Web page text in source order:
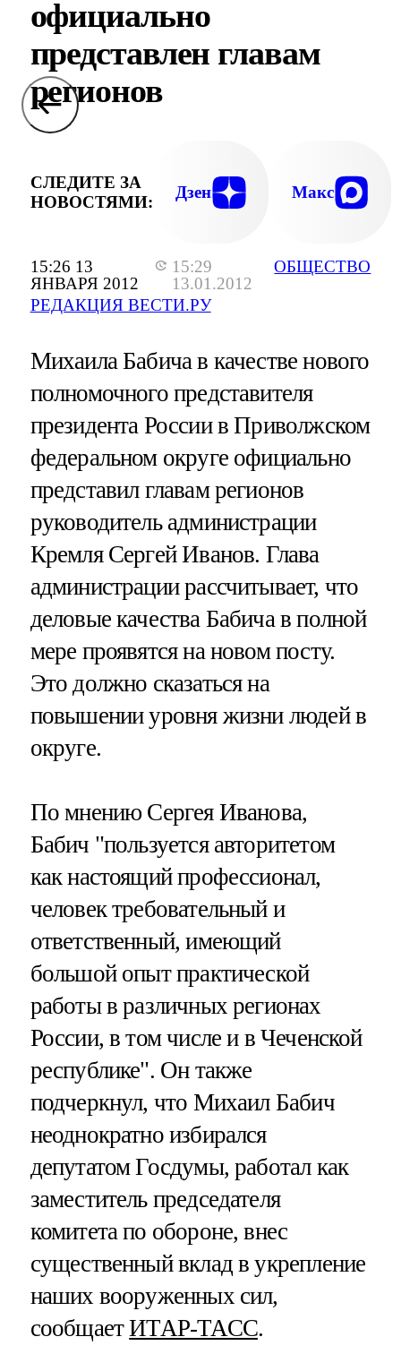
15:26 13
ЯНВАРЯ 2012
15:29
13.01.2012
РЕДАКЦИЯ ВЕСТИ.РУ
ОБЩЕСТВО
официально
представлен главам
регионов
СЛЕДИТЕ ЗА
НОВОСТЯМИ:
Дзен Макс
Михаила Бабича в качестве нового
полномочного представителя
президента России в Приволжском
федеральном округе официально
представил главам регионов
руководитель администрации
Кремля Сергей Иванов. Глава
администрации рассчитывает, что
деловые качества Бабича в полной
мере проявятся на новом посту.
Это должно сказаться на
повышении уровня жизни людей в
округе.
По мнению Сергея Иванова,
Бабич "пользуется авторитетом
как настоящий профессионал,
человек требовательный и
ответственный, имеющий
большой опыт практической
работы в различных регионах
России, в том числе и в Чеченской
республике". Он также
подчеркнул, что Михаил Бабич
неоднократно избирался
депутатом Госдумы, работал как
заместитель председателя
комитета по обороне, внес
существенный вклад в укрепление
наших вооруженных сил,
сообщаетИТАР-ТАСС.